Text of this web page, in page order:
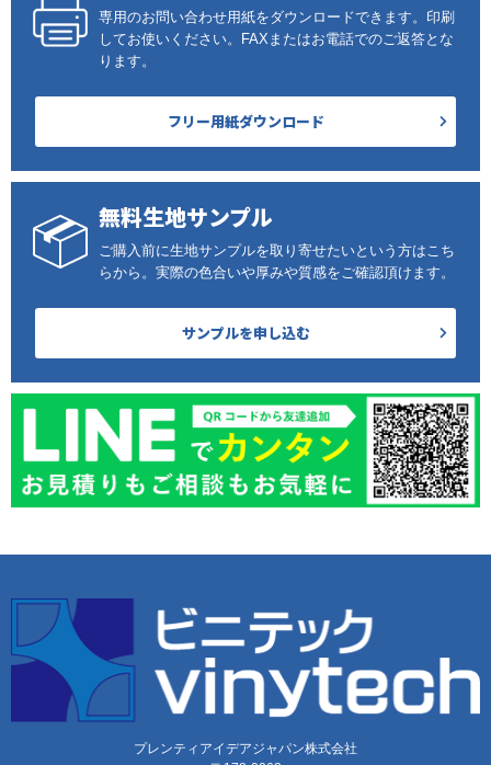
専用のお問い合わせ用紙をダウンロードできます。印刷
してお使いください。FAXまたはお電話でのご返答とな
ります。
フリー用紙ダウンロード
無料生地サンプル
ご購入前に生地サンプルを取り寄せたいという方はこち
らから。実際の色合いや厚みや質感をご確認頂けます。
サンプルを申し込む
プレンティアイデアジャパン株式会社